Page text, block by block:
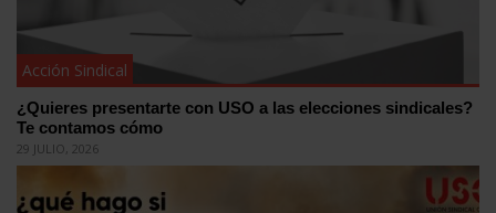
Acción Sindical
¿Quieres presentarte con USO a las elecciones sindicales?
Te contamos cómo
29 JULIO, 2026